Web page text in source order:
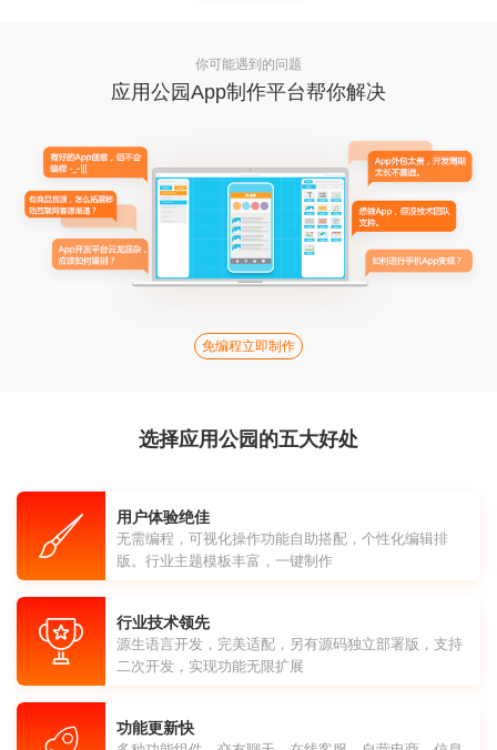
你可能遇到的问题
应用公园App制作平台帮你解决
免编程立即制作
选择应用公园的五大好处
用户体验绝佳
无需编程，可视化操作功能自助搭配，个性化编辑排
版。行业主题模板丰富，一键制作
行业技术领先
源生语言开发，完美适配，另有源码独立部署版，支持
二次开发，实现功能无限扩展
功能更新快